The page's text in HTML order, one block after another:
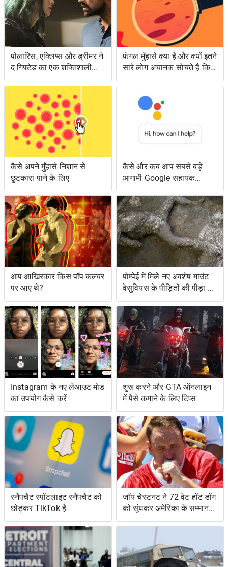
पोलारिस, एक्लिप्स और ड्रीमर ने
द गिफ्टेड का एक शक्तिशाली
एपिसोड लंगर डाला
फंगल मुँहासे क्या है और क्यों इतने
सारे लोग अचानक सोचते हैं कि
उनके पास क्या है?
कैसे अपने मुँहासे निशान से
छुटकारा पाने के लिए
कैसे और कब आप सबसे बड़े
आगामी Google सहायक
सुविधाओं तक पहुँच सकते हैं
आप आखिरकार किस पॉप कल्चर
पर आए थे?
पोम्पेई में मिले नए अवशेष माउंट
वेसुवियस के पीड़ितों की पीड़ा को
दर्शाते हैं
Instagram के नए लेआउट मोड
का उपयोग कैसे करें
शुरू करने और GTA ऑनलाइन
में पैसे कमाने के लिए टिप्स
स्नैपचैट स्पॉटलाइट स्नैपचैट को
छोड़कर TikTok है
जॉय चेस्टनट ने 72 वेट हॉट डॉग
को सूंघकर अमेरिका के सम्मान
की रक्षा की